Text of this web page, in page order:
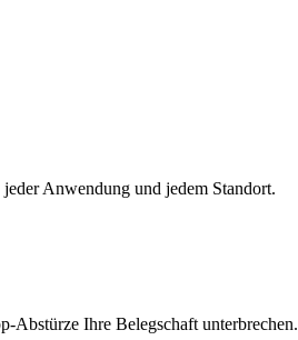
Anwendung und jedem Standort.
Abstürze Ihre Belegschaft unterbrechen.